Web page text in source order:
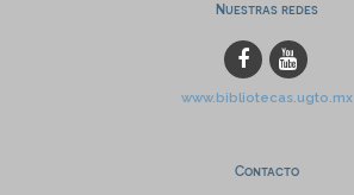
Nuestras redes
www.bibliotecas.ugto.mx
Contacto